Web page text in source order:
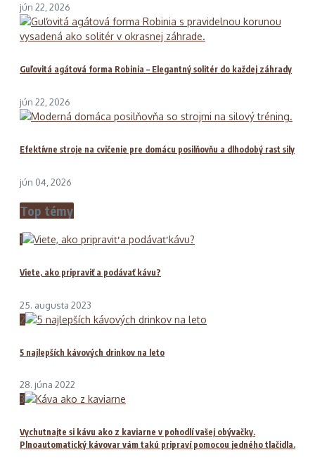
jún 22, 2026
Guľovitá agátová forma Robinia – Elegantný solitér do každej záhrady
jún 22, 2026
Efektívne stroje na cvičenie pre domácu posilňovňu a dlhodobý rast sily
jún 04, 2026
Top témy
1
Viete, ako pripraviť a podávať kávu?
25. augusta 2023
2
5 najlepších kávových drinkov na leto
28. júna 2022
3
Vychutnajte si kávu ako z kaviarne v pohodlí vašej obývačky.
Plnoautomatický kávovar vám takú pripraví pomocou jedného tlačidla.